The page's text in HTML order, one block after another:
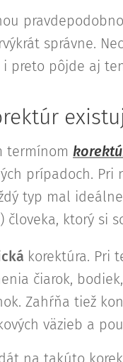
správne.
i preto pôjde aj
termínom
prípadoch.
typ mal
človeka, ktorý si
korektúra. Pri
čiarok,
Zahŕňa tiež
väzieb a
na takúto